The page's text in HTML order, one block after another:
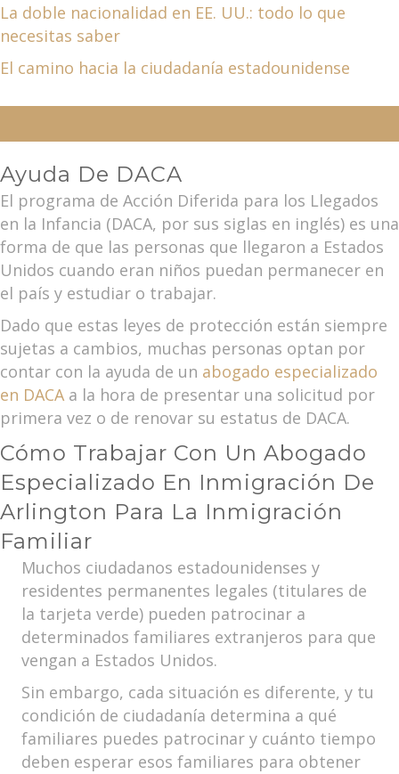
La doble nacionalidad en EE. UU.: todo lo que
necesitas saber
El camino hacia la ciudadanía estadounidense
Ayuda De DACA
El programa de Acción Diferida para los Llegados
en la Infancia (DACA, por sus siglas en inglés) es una
forma de que las personas que llegaron a Estados
Unidos cuando eran niños puedan permanecer en
el país y estudiar o trabajar.
Dado que estas leyes de protección están siempre
sujetas a cambios, muchas personas optan por
contar con la ayuda de un abogado especializado
en DACA a la hora de presentar una solicitud por
primera vez o de renovar su estatus de DACA.
Cómo Trabajar Con Un Abogado
Especializado En Inmigración De
Arlington Para La Inmigración
Familiar
Muchos ciudadanos estadounidenses y
residentes permanentes legales (titulares de
la tarjeta verde) pueden patrocinar a
determinados familiares extranjeros para que
vengan a Estados Unidos.
Sin embargo, cada situación es diferente, y tu
condición de ciudadanía determina a qué
familiares puedes patrocinar y cuánto tiempo
deben esperar esos familiares para obtener